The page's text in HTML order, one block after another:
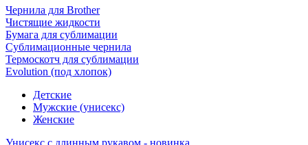
Чернила для Brother
Чистящие жидкости
Бумага для сублимации
Сублимационные чернила
Термоскотч для сублимации
Evolution (под хлопок)
Детские
Мужские (унисекс)
Женские
Унисекс с длинным рукавом - новинка